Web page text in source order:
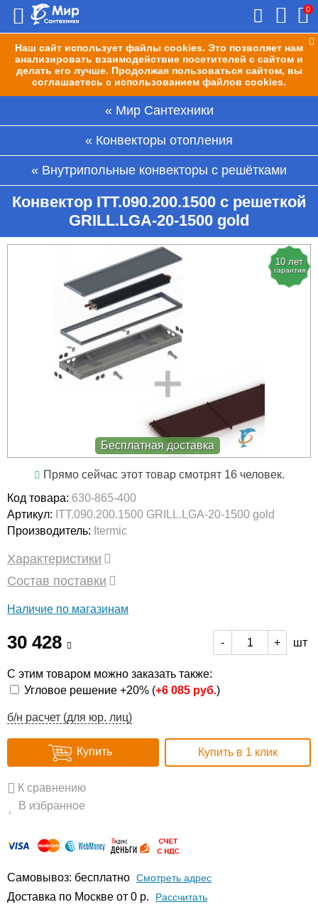
Наш сайт использует файлы cookies. Это позволяет нам
анализировать взаимодействие посетителей с сайтом и
делать его лучше. Продолжая пользоваться сайтом, вы
соглашаетесь с использованием файлов cookies.
0
Мир Сантехники
Конвекторы отопления
Внутрипольные конвекторы с решётками
Конвектор ITT.090.200.1500 с решеткой
GRILL.LGA-20-1500 gold
10 лет
гарантия
Бесплатная доставка
Прямо сейчас этот товар смотрят 16 человек.
Код товара: 630-865-400
Артикул: ITT.090.200.1500 GRILL.LGA-20-1500 gold
Производитель: Itermic
Характеристики
Состав поставки
Наличие по магазинам
30 428 - + шт
С этим товаром можно заказать также:
Угловое решение +20% (+6 085 руб.)
б/н расчет (для юр. лиц)
Купить Купить в 1 клик
К сравнению
В избранное
Самовывоз: бесплатно Смотреть адрес
Доставка по Москве от 0 р. Расcчитать